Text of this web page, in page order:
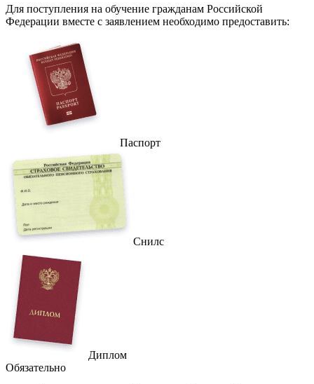
Для поступления на обучение гражданам Российской
Федерации вместе с заявлением необходимо предоставить:
Паспорт
Снилс
Диплом
Обязательно